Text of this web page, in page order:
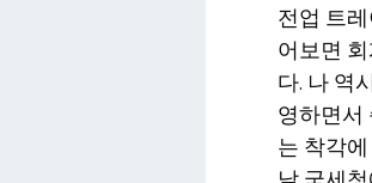
전업 트
어보면
다. 나 역
영하면서
는 착각